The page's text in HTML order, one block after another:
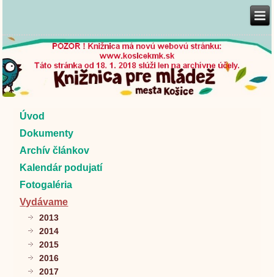
Úvod
Dokumenty
Archív článkov
Kalendár podujatí
Fotogaléria
Vydávame
2013
2014
2015
2016
2017